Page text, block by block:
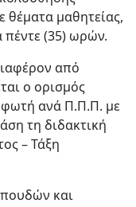
μαθητείας,
πέντε (35) ωρών.
από
ο ορισμός
ανά Π.Π.Π. με
τη διδακτική
– Τάξη
και